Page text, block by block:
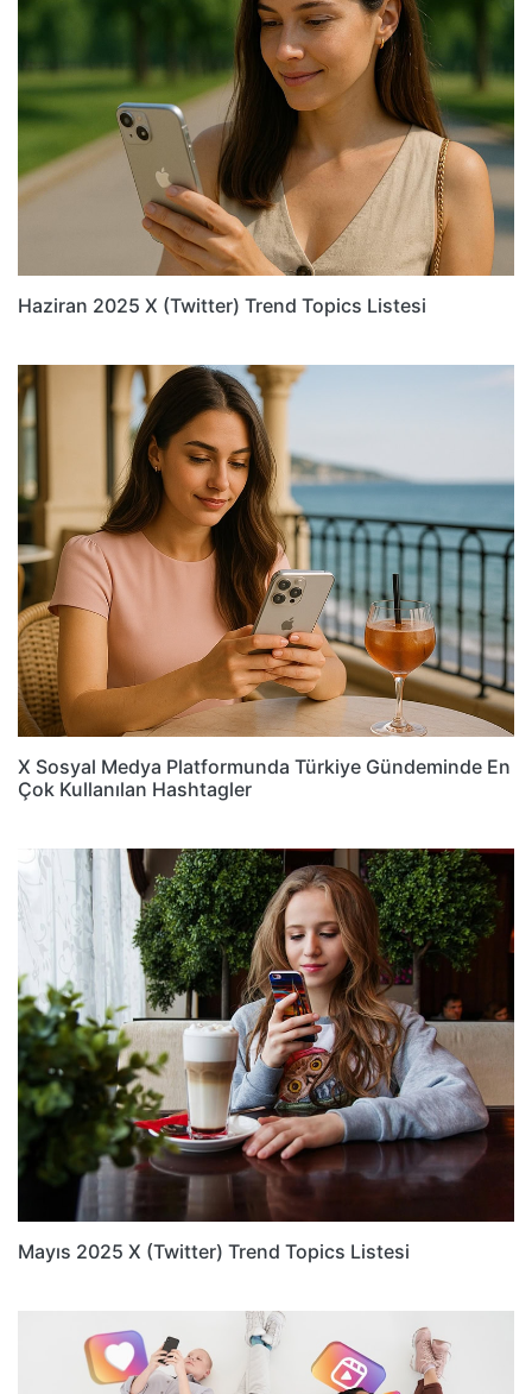
Haziran 2025 X (Twitter) Trend Topics Listesi
X Sosyal Medya Platformunda Türkiye Gündeminde En
Çok Kullanılan Hashtagler
Mayıs 2025 X (Twitter) Trend Topics Listesi